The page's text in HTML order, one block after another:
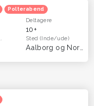
Polterabend
Deltagere
10+
Sted(Inde/ude)